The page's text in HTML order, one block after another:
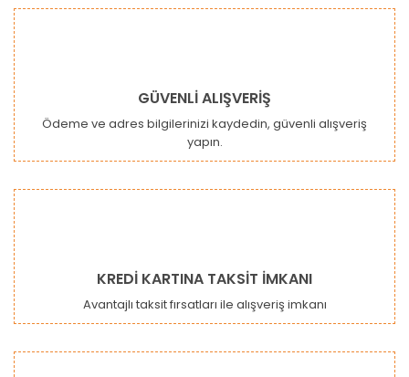
GÜVENLİ ALIŞVERİŞ
Ödeme ve adres bilgilerinizi kaydedin, güvenli alışveriş
yapın.
KREDİ KARTINA TAKSİT İMKANI
Avantajlı taksit fırsatları ile alışveriş imkanı